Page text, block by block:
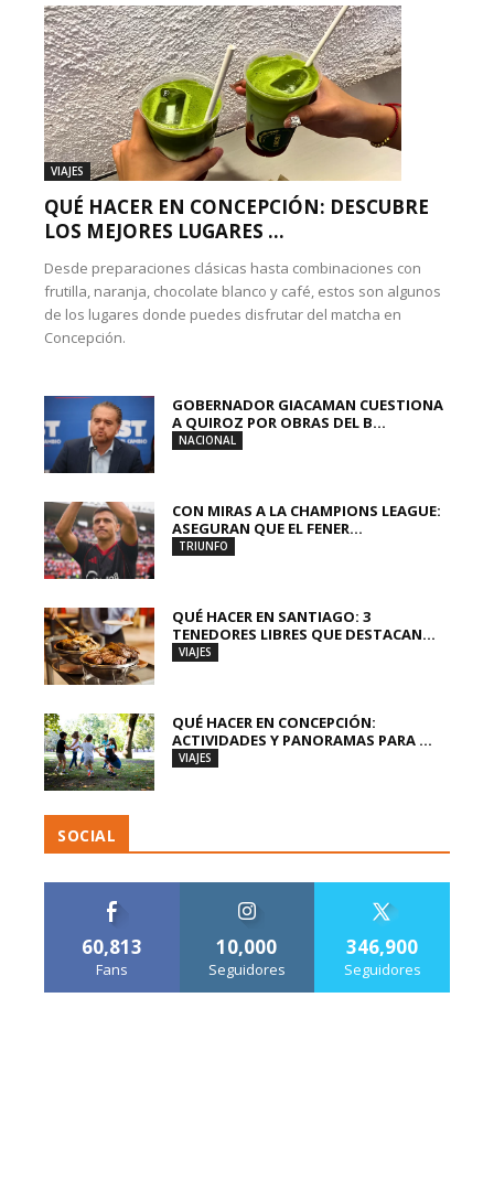
VIAJES
QUÉ HACER EN CONCEPCIÓN: DESCUBRE
LOS MEJORES LUGARES ...
Desde preparaciones clásicas hasta combinaciones con
frutilla, naranja, chocolate blanco y café, estos son algunos
de los lugares donde puedes disfrutar del matcha en
Concepción.
GOBERNADOR GIACAMAN CUESTIONA
A QUIROZ POR OBRAS DEL B...
NACIONAL
CON MIRAS A LA CHAMPIONS LEAGUE:
ASEGURAN QUE EL FENER...
TRIUNFO
QUÉ HACER EN SANTIAGO: 3
TENEDORES LIBRES QUE DESTACAN...
VIAJES
QUÉ HACER EN CONCEPCIÓN:
ACTIVIDADES Y PANORAMAS PARA ...
VIAJES
SOCIAL
60,813
Fans
10,000
Seguidores
346,900
Seguidores